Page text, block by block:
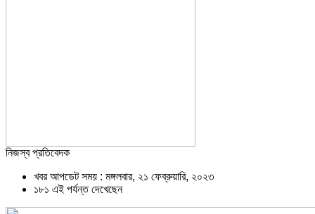
নিজস্ব প্রতিবেদক
খবর আপডেট সময় : মঙ্গলবার, ২১ ফেব্রুয়ারি, ২০২৩
১৮১ এই পর্যন্ত দেখেছেন